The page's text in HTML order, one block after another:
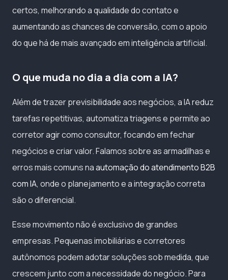
certos, melhorando a qualidade do contato e
aumentando as chances de conversão, com o apoio
do que há de mais avançado em inteligência artificial.
O que muda no dia a dia com a IA?
Além de trazer previsibilidade aos negócios, a IA reduz
tarefas repetitivas, automatiza triagens e permite ao
corretor agir como consultor, focando em fechar
negócios e criar valor. Falamos sobre as armadilhas e
erros mais comuns naautomação do atendimento B2B
com IA, onde o planejamento e a integração correta
são o diferencial.
Esse movimento não é exclusivo de grandes
empresas. Pequenas imobiliárias e corretores
autônomos podem adotar soluções sob medida, que
crescem junto com a necessidade do negócio. Para